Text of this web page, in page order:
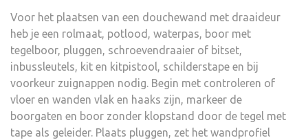
Voor het plaatsen van een douchewand met draaideur
heb je een rolmaat, potlood, waterpas, boor met
tegelboor, pluggen, schroevendraaier of bitset,
inbussleutels, kit en kitpistool, schilderstape en bij
voorkeur zuignappen nodig. Begin met controleren of
vloer en wanden vlak en haaks zijn, markeer de
boorgaten en boor zonder klopstand door de tegel met
tape als geleider. Plaats pluggen, zet het wandprofiel